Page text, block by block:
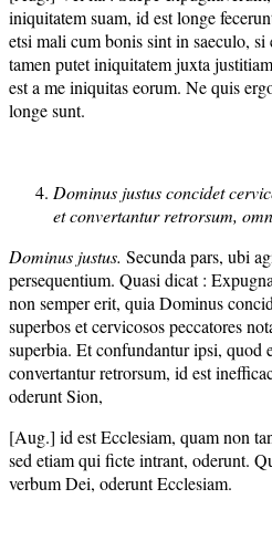
iniquitatem suam, id est longe
etsi mali cum bonis sint in saeculo,
tamen putet iniquitatem juxta
est a me iniquitas eorum. Ne quis
longe sunt.
Dominus justus concidet
et convertantur retrorsum,
Dominus justus. Secunda pars, ubi
persequentium. Quasi dicat :
non semper erit, quia Dominus
superbos et cervicosos peccatores
superbia. Et confundantur ipsi, quod
convertantur retrorsum, id est
oderunt Sion,
[Aug.] id est Ecclesiam, quam non
sed etiam qui ficte intrant, oderunt.
verbum Dei, oderunt Ecclesiam.